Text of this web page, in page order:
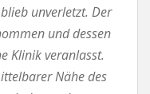
unverletzt. Der
und dessen
Klinik veranlasst.
Nähe des